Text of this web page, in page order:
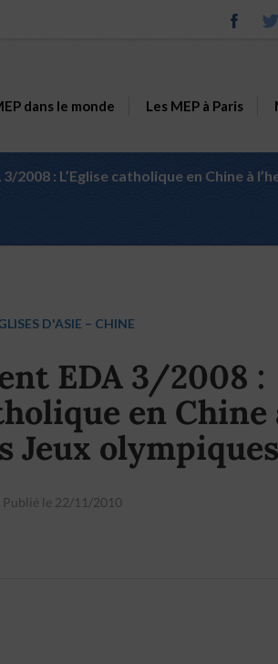
dans le monde Les MEP à Paris
2008 : L’Eglise catholique en Chine à
D'ASIE – CHINE
EDA 3/2008 :
en Chine
Jeux olympiques
Publié le 22/11/2010